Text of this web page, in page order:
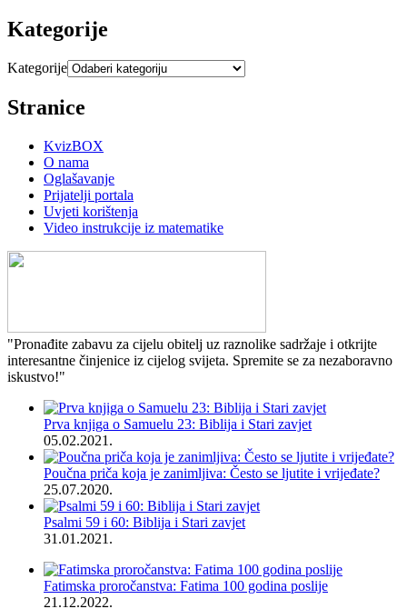
Kategorije
Kategorije
Stranice
KvizBOX
O nama
Oglašavanje
Prijatelji portala
Uvjeti korištenja
Video instrukcije iz matematike
"Pronađite zabavu za cijelu obitelj uz raznolike sadržaje i otkrijte
interesantne činjenice iz cijelog svijeta. Spremite se za nezaboravno
iskustvo!"
Prva knjiga o Samuelu 23: Biblija i Stari zavjet
05.02.2021.
Poučna priča koja je zanimljiva: Često se ljutite i vrijeđate?
25.07.2020.
Psalmi 59 i 60: Biblija i Stari zavjet
31.01.2021.
Fatimska proročanstva: Fatima 100 godina poslije
21.12.2022.